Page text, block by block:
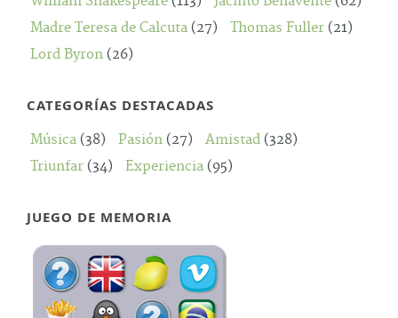
Madre Teresa de Calcuta (27) Thomas Fuller (21)
Lord Byron (26)
CATEGORÍAS DESTACADAS
Música (38) Pasión (27) Amistad (328)
Triunfar (34) Experiencia (95)
JUEGO DE MEMORIA